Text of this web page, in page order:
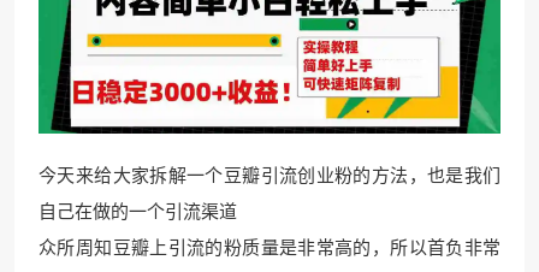
今天来给大家拆解一个豆瓣引流创业粉的方法，也是我们
自己在做的一个引流渠道
众所周知豆瓣上引流的粉质量是非常高的，所以首负非常